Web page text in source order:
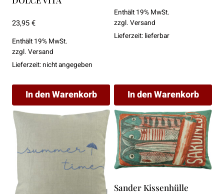
23,95€
Enthält 19% MwSt.
zzgl. Versand
Lieferzeit: nicht angegeben
In den Warenkorb
Enthält 19% MwSt.
zzgl. Versand
Lieferzeit: lieferbar
In den Warenkorb
Sander Kissenhülle